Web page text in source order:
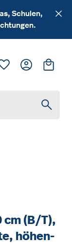
Schulen,
Du hast 0
cm (B/T),
höhen-